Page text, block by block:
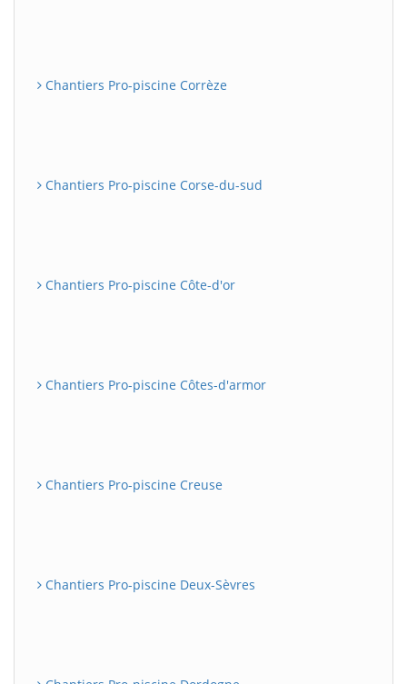
Chantiers Pro-piscine Corrèze
Chantiers Pro-piscine Corse-du-sud
Chantiers Pro-piscine Côte-d'or
Chantiers Pro-piscine Côtes-d'armor
Chantiers Pro-piscine Creuse
Chantiers Pro-piscine Deux-Sèvres